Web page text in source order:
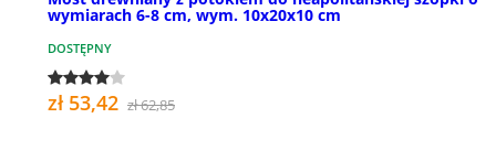
wymiarach 6-8 cm, wym. 10x20x10 cm
DOSTĘPNY
zł 53,42 zł 62,85